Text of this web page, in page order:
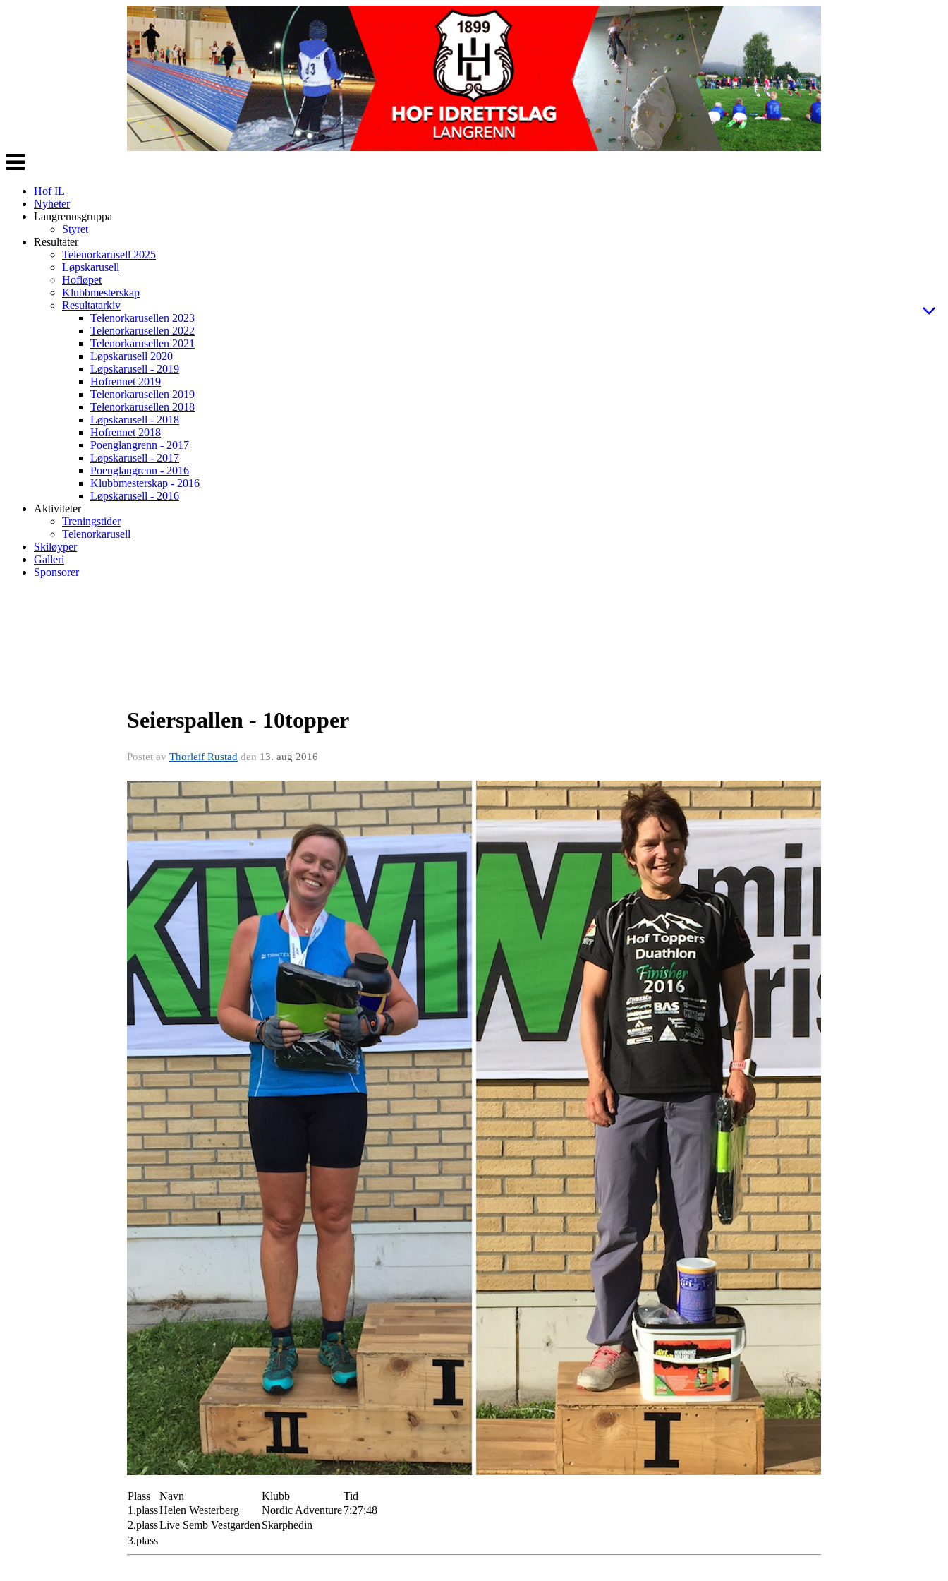
Veksle
navigasjon
Hof IL
Nyheter
Langrennsgruppa
Styret
Resultater
Telenorkarusell 2025
Løpskarusell
Hofløpet
Klubbmesterskap
Resultatarkiv
Telenorkarusellen 2023
Telenorkarusellen 2022
Telenorkarusellen 2021
Løpskarusell 2020
Løpskarusell - 2019
Hofrennet 2019
Telenorkarusellen 2019
Telenorkarusellen 2018
Løpskarusell - 2018
Hofrennet 2018
Poenglangrenn - 2017
Løpskarusell - 2017
Poenglangrenn - 2016
Klubbmesterskap - 2016
Løpskarusell - 2016
Aktiviteter
Treningstider
Telenorkarusell
Skiløyper
Galleri
Sponsorer
Seierspallen - 10topper
Postet av Thorleif Rustad den 13. aug 2016
Plass Navn Klubb
Tid
1.plassHelen Westerberg Nordic Adventure7:27:48
2.plassLive Semb Vestgarden Skarphedin
3.plass